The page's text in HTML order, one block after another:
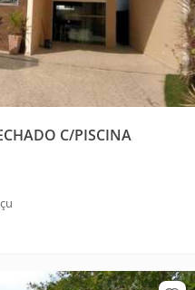
C/PISCINA